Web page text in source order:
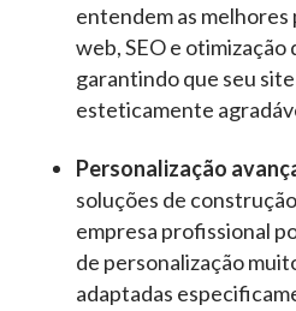
entendem as melhores
web, SEO e otimização
garantindo que seu
esteticamente
Personalização
soluções de
empresa profissional
de personalização
adaptadas